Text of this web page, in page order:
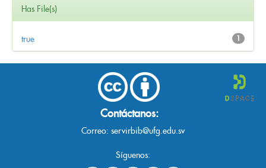
Has File(s)
1
true
Contáctanos:
Correo: servirbib@ufg.edu.sv
Síguenos: